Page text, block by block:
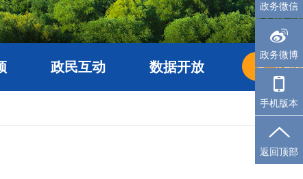
政民互动 数据开放 长者
政务微信
政务微博
手机版本
返回顶部